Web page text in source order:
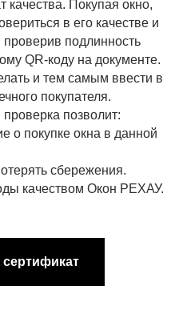
качества. Покупая окно,
в его качестве и
подлинность
QR-коду на документе.
и тем самым ввести в
покупателя.
позволит:
о покупке окна в данной
сбережения.
качеством Окон РЕХАУ.